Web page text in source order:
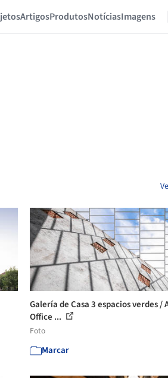
ArtigosProdutosNotíciasImagens
Galería de Casa 3 espacios verdes /
Office ...
Foto
Marcar